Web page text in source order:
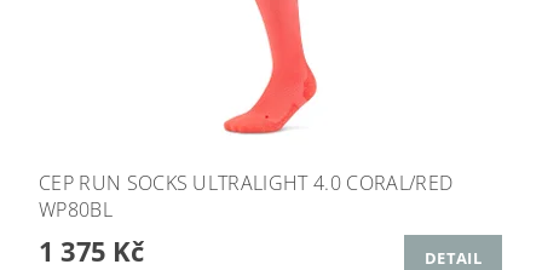
CEP RUN SOCKS ULTRALIGHT 4.0 CORAL/RED
WP80BL
1 375 Kč DETAIL